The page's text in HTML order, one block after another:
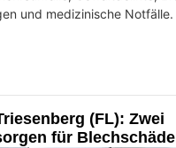
und medizinische Notfälle.
(FL): Zwei
für